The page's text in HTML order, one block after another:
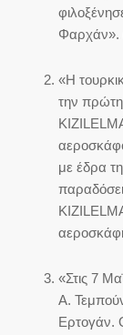
Φαρχάν».
«Η
την
με έδρα
«Στις 7
Α.
Ερτογάν.